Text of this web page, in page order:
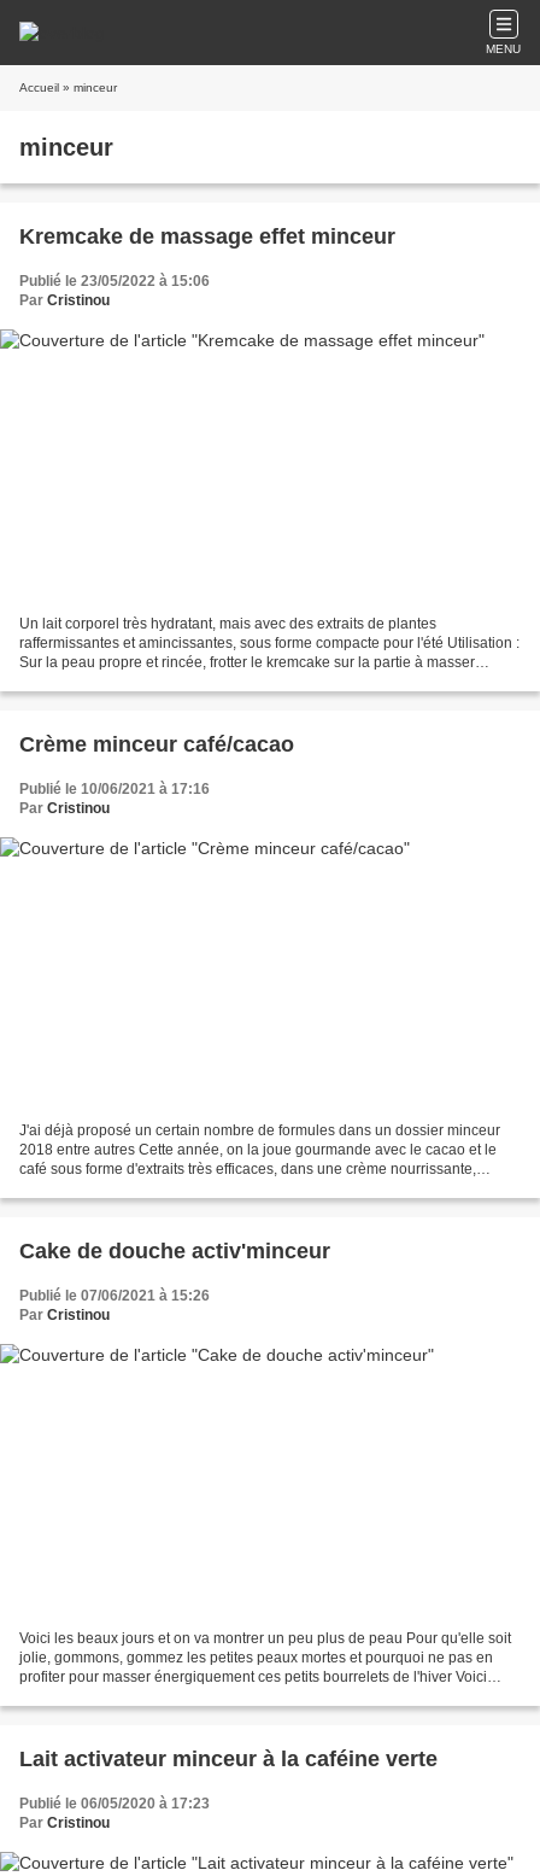
MENU
Accueil » minceur
minceur
Kremcake de massage effet minceur
Publié le 23/05/2022 à 15:06
Par Cristinou
Un lait corporel très hydratant, mais avec des extraits de plantes
raffermissantes et amincissantes, sous forme compacte pour l'été Utilisation :
Sur la peau propre et rincée, frotter le kremcake sur la partie à masser
Crème minceur café/cacao
Publié le 10/06/2021 à 17:16
Par Cristinou
J'ai déjà proposé un certain nombre de formules dans un dossier minceur
2018 entre autres Cette année, on la joue gourmande avec le cacao et le
café sous forme d'extraits très efficaces, dans une crème nourrissante,
Cake de douche activ'minceur
Publié le 07/06/2021 à 15:26
Par Cristinou
Voici les beaux jours et on va montrer un peu plus de peau Pour qu'elle soit
jolie, gommons, gommez les petites peaux mortes et pourquoi ne pas en
profiter pour masser énergiquement ces petits bourrelets de l'hiver Voici
Lait activateur minceur à la caféine verte
Publié le 06/05/2020 à 17:23
Par Cristinou